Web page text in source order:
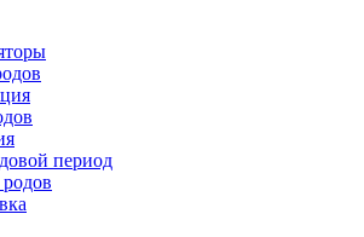
период